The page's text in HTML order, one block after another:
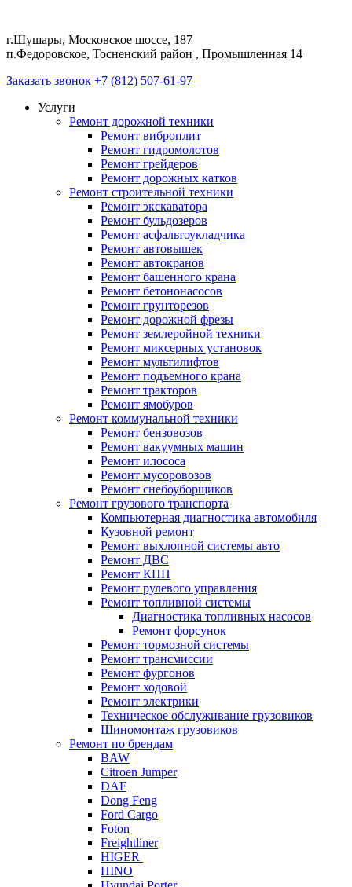
г.Шушары, Московское шоссе, 187
п.Федоровское, Тосненский район , Промышленная 14
Заказать звонок +7 (812) 507-61-97
Услуги
Ремонт дорожной техники
Ремонт виброплит
Ремонт гидромолотов
Ремонт грейдеров
Ремонт дорожных катков
Ремонт строительной техники
Ремонт экскаватора
Ремонт бульдозеров
Ремонт асфальтоукладчика
Ремонт автовышек
Ремонт автокранов
Ремонт башенного крана
Ремонт бетононасосов
Ремонт грунторезов
Ремонт дорожной фрезы
Ремонт землеройной техники
Ремонт миксерных установок
Ремонт мультилифтов
Ремонт подъемного крана
Ремонт тракторов
Ремонт ямобуров
Ремонт коммунальной техники
Ремонт бензовозов
Ремонт вакуумных машин
Ремонт илососа
Ремонт мусоровозов
Ремонт снебоуборщиков
Ремонт грузового транспорта
Компьютерная диагностика автомобиля
Кузовной ремонт
Ремонт выхлопной системы авто
Ремонт ДВС
Ремонт КПП
Ремонт рулевого управления
Ремонт топливной системы
Диагностика топливных насосов
Ремонт форсунок
Ремонт тормозной системы
Ремонт трансмиссии
Ремонт фургонов
Ремонт ходовой
Ремонт электрики
Техническое обслуживание грузовиков
Шиномонтаж грузовиков
Ремонт по брендам
BAW
Citroen Jumper
DAF
Dong Feng
Ford Cargo
Foton
Freightliner
HIGER
HINO